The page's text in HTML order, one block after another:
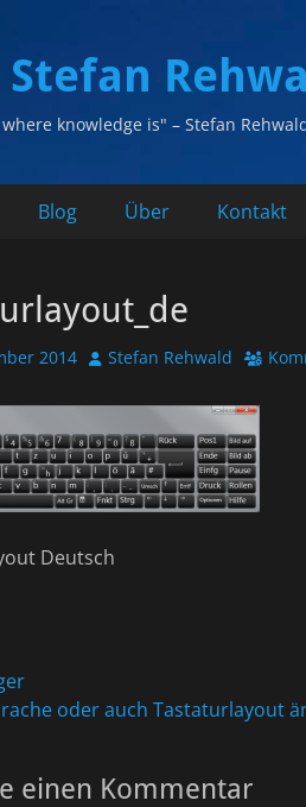
Stefan
where knowledge is" – Stefan
Blog Über Kontakt
2014 AutorStefan Rehwald
Deutsch
oder auch Tastaturlayout
einen Kommentar